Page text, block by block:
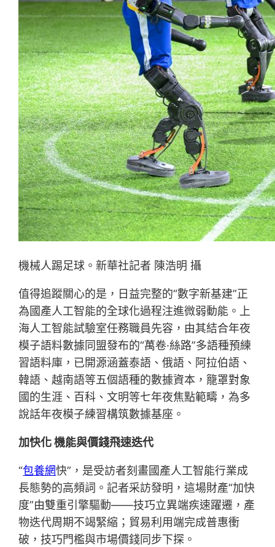
機械人踢足球。新華社記者 陳浩明 攝
值得追蹤關心的是，日益完整的“數字新基建”正
為國產人工智能的全球化過程注進微弱動能。上
海人工智能試驗室任務職員先容，由其結合年夜
模子語料數據同盟發布的“萬卷·絲路”多語種預練
習語料庫，已開源涵蓋泰語、俄語、阿拉伯語、
韓語、越南語等五個語種的數據資本，籠罩對象
國的生涯、百科、文明等七年夜焦點範疇，為多
說話年夜模子練習構筑數據基座。
加快化 機能與價錢飛速迭代
“包養網快”，是受訪者刻畫國產人工智能行業成
長態勢的高頻詞。記者采訪發明，這場財產“加快
度”由雙重引擎驅動——技巧立異端疾速躍遷，產
物迭代周期不竭緊縮；貿易利用端完成普惠衝
破，技巧門檻與市場價錢同步下探。